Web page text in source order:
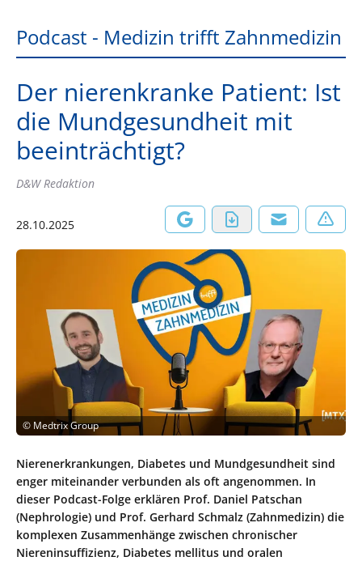
Podcast - Medizin trifft Zahnmedizin
Der nierenkranke Patient: Ist
die Mundgesundheit mit
beeinträchtigt?
D&W Redaktion
28.10.2025
© Medtrix Group
Nierenerkrankungen, Diabetes und Mundgesundheit sind
enger miteinander verbunden als oft angenommen. In
dieser Podcast-Folge erklären Prof. Daniel Patschan
(Nephrologie) und Prof. Gerhard Schmalz (Zahnmedizin) die
komplexen Zusammenhänge zwischen chronischer
Niereninsuffizienz, Diabetes mellitus und oralen